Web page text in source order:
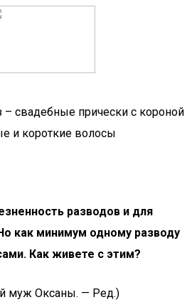
– свадебные прически с короной
и короткие волосы
разводов и для
как минимум одному разводу
Как живете с этим?
муж Оксаны. — Ред.)